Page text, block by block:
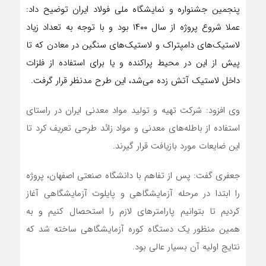
پنجمین جشنواره و نمایشگاه ملی فولاد ایران توضیح داد:
عملا شروع پروژه از سال ۱۴۰۰ بود و با توجه به تعداد زیاد
لاستیک‌های دامپتراک و لاستیک‌های سنگین در معادن که تا
پیش از این در محیط پراکنده و یا برای استفاده از فلزات
داخل لاستیک آتش زده می‌شد، این طرح مدنظر قرار گرفت.
وی افزود: شرکت تهیه و تولید مواد معدنی ایران در راستای
استفاده از باطله‌های معدنی و مواد زائد طرحی تعریف کرد تا
این ضایعات مورد بازیافت قرار گیرند.
جعفری گفت: پس از تفاهم با دانشگاه صنعتی اصفهان، پروژه
را ابتدا در مرحله آزمایشگاهی و پایلوت آزمایشگاهی آغاز
کردیم تا بتوانیم پارامترهای لازم را استحصال کنیم و به
همین منظور یک دستگاه کوره آزمایشگاهی ساخته شد که
نتایج اولیه آن بسیار عالی بود.